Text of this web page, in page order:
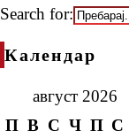
Search for:
Календар
август 2026
П В С Ч П С